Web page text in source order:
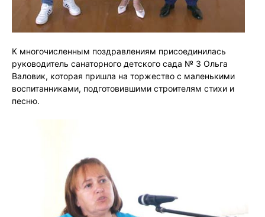
К многочисленным поздравлениям присоединилась
руководитель санаторного детского сада № 3 Ольга
Валовик, которая пришла на торжество с маленькими
воспитанниками, подготовившими строителям стихи и
песню.